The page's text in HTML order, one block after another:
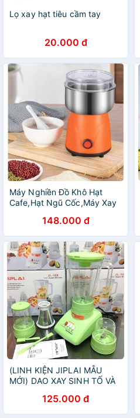
Lọ xay hạt tiêu cầm tay
20.000 đ
Máy Nghiền Đồ Khô Hạt
Cafe,Hạt Ngũ Cốc,Máy Xay
148.000 đ
(LINH KIỆN JIPLAI MẪU
MỚI) DAO XAY SINH TỐ VÀ
MÁY XAY SINH TỐ JIPLAI
JL308
125.000 đ